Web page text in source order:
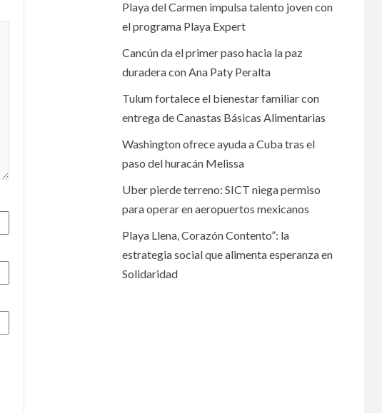
Playa del Carmen impulsa talento joven con
el programa Playa Expert
Cancún da el primer paso hacia la paz
duradera con Ana Paty Peralta
Tulum fortalece el bienestar familiar con
entrega de Canastas Básicas Alimentarias
Washington ofrece ayuda a Cuba tras el
paso del huracán Melissa
Uber pierde terreno: SICT niega permiso
para operar en aeropuertos mexicanos
Playa Llena, Corazón Contento”: la
estrategia social que alimenta esperanza en
Solidaridad